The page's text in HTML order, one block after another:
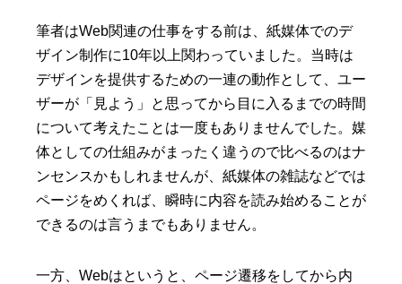
筆者はWeb関連の仕事をする前は、紙媒体でのデ
ザイン制作に10年以上関わっていました。当時は
デザインを提供するための一連の動作として、ユー
ザーが「見よう」と思ってから目に入るまでの時間
について考えたことは一度もありませんでした。媒
体としての仕組みがまったく違うので比べるのはナ
ンセンスかもしれませんが、紙媒体の雑誌などでは
ページをめくれば、瞬時に内容を読み始めることが
できるのは言うまでもありません。
一方、Webはというと、ページ遷移をしてから内